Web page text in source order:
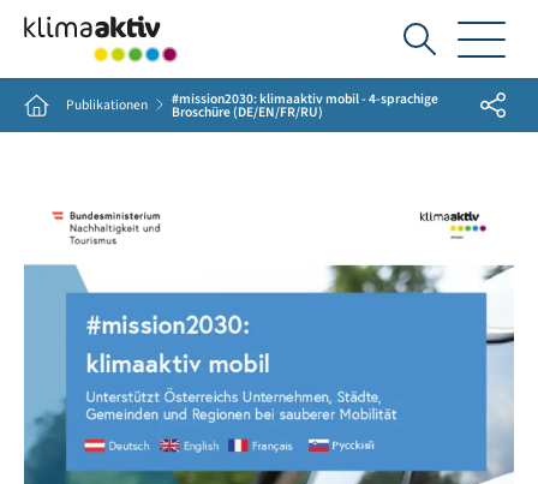
Ich
suche...
Home Publikationen #mission2030: klimaaktiv mobil - 4-sprachige
Broschüre (DE/EN/FR/RU) Share